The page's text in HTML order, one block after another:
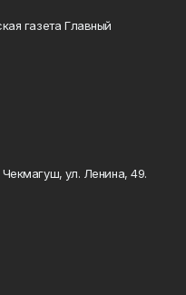
газета Главный
ул. Ленина, 49.